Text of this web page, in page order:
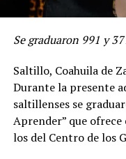
Se graduaron 991 y
Saltillo, Coahuila de
Durante la presente
saltillenses se
Aprender” que ofrece
los del Centro de los